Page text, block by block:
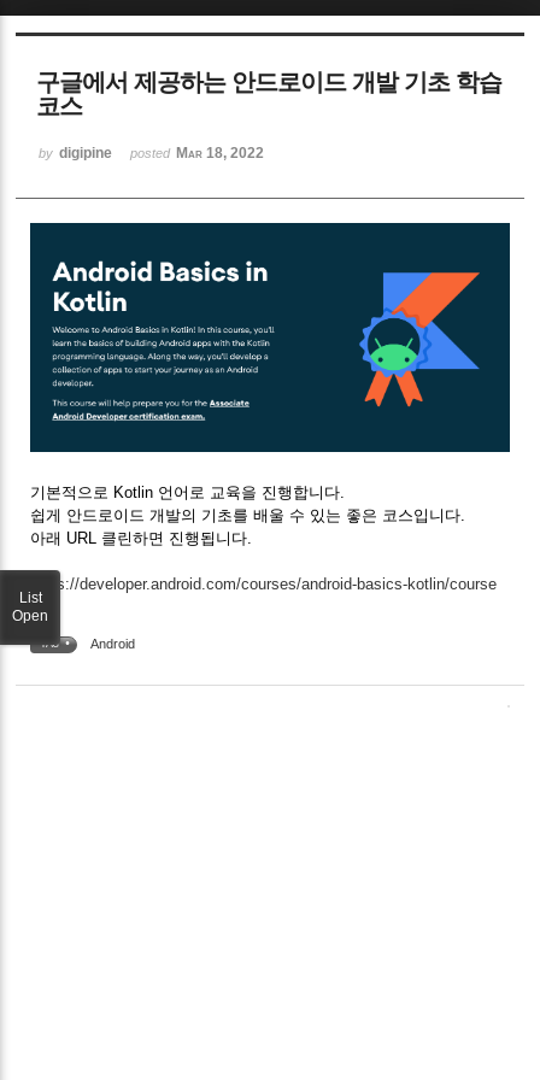
구글에서 제공하는 안드로이드 개발 기초 학습
코스
by digipine posted Mar 18, 2022
기본적으로 Kotlin 언어로 교육을 진행합니다.
쉽게 안드로이드 개발의 기초를 배울 수 있는 좋은 코스입니다.
아래 URL 클린하면 진행됩니다.
https://developer.android.com/courses/android-basics-kotlin/course
TAG • Android
List
Open
Sketchbook5, 스케치북5
Sketchbook5, 스케치북5